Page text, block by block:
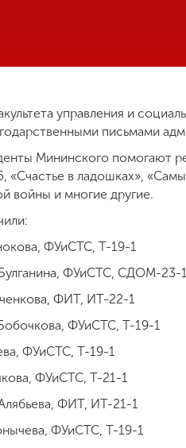
управления и
письмами
Мининского помогают
«Счастье в ладошках»,
войны и многие другие.
ФУиСТС, Т-19-1
ФУиСТС, СДОМ-23-1
ФИТ, ИТ-22-1
ФУиСТС, Т-19-1
ФУиСТС, Т-19-1
ФУиСТС, Т-21-1
ФИТ, ИТ-21-1
ФУиСТС, Т-19-1